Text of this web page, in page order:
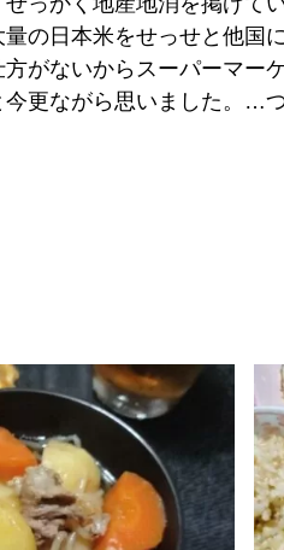
の日本米をせっせと他国
がないからスーパーマー
今更ながら思いました。…